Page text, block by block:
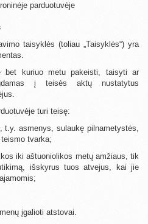
parduotuvėje
taisyklės (toliau „Taisyklės“) yra
bet kuriuo metu pakeisti, taisyti ar
į teisės aktų nustatytus
turi teisę:
t.y. asmenys, sulaukę pilnametystės,
tvarka;
iki aštuoniolikos metų amžiaus, tik
išskyrus tuos atvejus, kai jie
įgalioti atstovai.